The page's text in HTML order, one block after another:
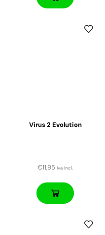
Virus 2 Evolution
€11,95 iva incl.